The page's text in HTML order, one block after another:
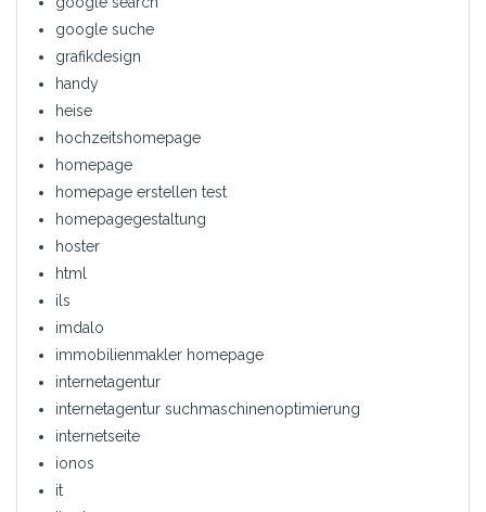
google suche
grafikdesign
handy
heise
hochzeitshomepage
homepage
homepage erstellen test
homepagegestaltung
hoster
html
ils
imdalo
immobilienmakler homepage
internetagentur
internetagentur suchmaschinenoptimierung
internetseite
ionos
it